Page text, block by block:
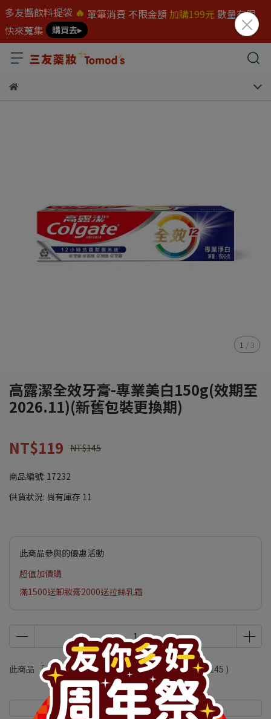
多友醬飲料提袋 🔥 單筆消費 不限金額 加購199元 數量有限
快來蒐集
購買去▸
1 / 3
高露潔全效牙膏-專業美白150g(效期至
2026.11)(新舊包裝更換期)
NT$119 NT$145
商品編號: 17232
供貨狀況: 尚有庫存 11
此商品參與的優惠活動
超值加價購
滿1500送卸妝膏2000送拉絲乳霜
此商品 「 最高 」可以折抵紅利29000點 (約等於NT$145 )
商品介紹 規格說明